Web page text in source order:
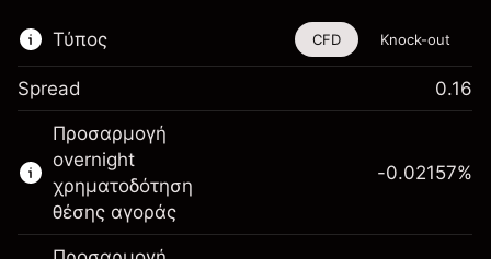
Τύπος
Αυτό το χρηματοοικονομικό εργαλείο είναι
διαθέσιμο για διαπραγμάτευση μέσω CFDs
και Knock-outs.
Μάθετε περισσότερα σχετικά με:
CFDs
CFD Knock-out
Spread 0.16
Προσαρμογή
overnight
χρηματοδότηση
θέσης αγοράς
-0.02157%